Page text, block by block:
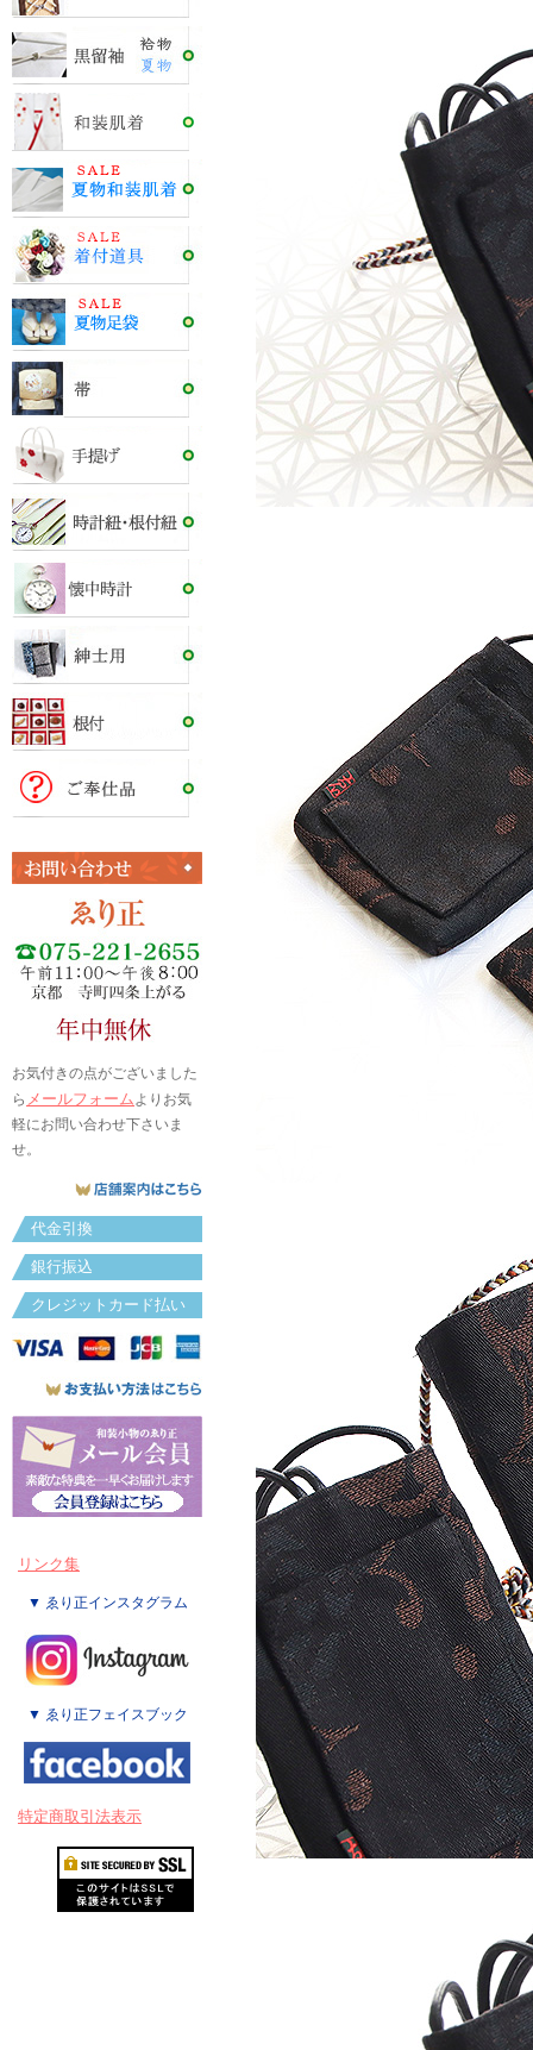
お気付きの点がございました
ら メールフォームよりお気
軽にお問い合わせ下さいま
せ。
代金引換
銀行振込
クレジットカード払い
リンク集
▼ ゑり正インスタグラム
▼ ゑり正フェイスブック
特定商取引法表示